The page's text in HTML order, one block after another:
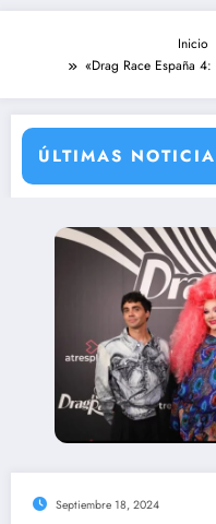
Inicio
«Drag Race España
ÚLTIMAS
a ‘La Hora de La 1’ y Aida
Septiembre 18, 2024